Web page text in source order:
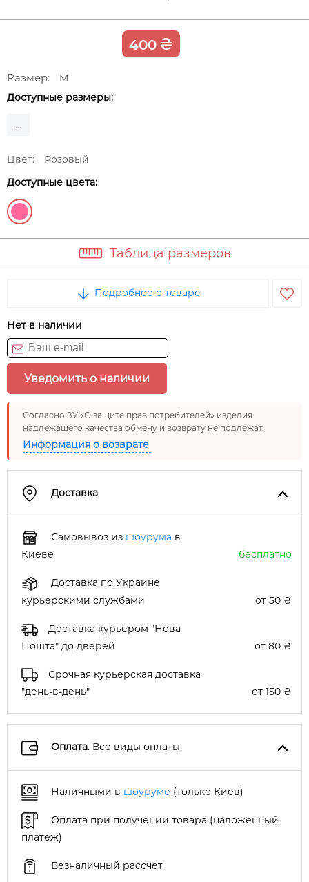
400 ₴
Размер:
M
Доступные размеры:
...
Цвет:
Розовый
Доступные цвета:
Таблица размеров
Подробнее о товаре
Нет в наличии
Уведомить о наличии
Согласно ЗУ «О защите прав потребителей» изделия
надлежащего качества обмену и возврату не подлежат.
Информация о возврате
Доставка
Самовывоз из шоурума в
Киеве
бесплатно
Доставка по Украине
курьерскими службами
от 50 ₴
Доставка курьером "Нова
Пошта" до дверей
от 80 ₴
Срочная курьерская доставка
"день-в-день"
от 150 ₴
Оплата. Все виды оплаты
Наличными в шоуруме (только Киев)
Оплата при получении товара (наложенный
платеж)
Безналичный рассчет